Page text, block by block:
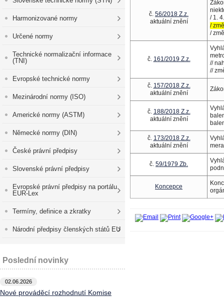
Harmonizované normy
Určené normy
Technické normalizační informace
(TNI)
Evropské technické normy
Mezinárodní normy (ISO)
Americké normy (ASTM)
Německé normy (DIN)
České právní předpisy
Slovenské právní předpisy
Evropské právní předpisy na portálu
EUR-Lex
Termíny, definice a zkratky
Národní předpisy členských států EU
Poslední novinky
02.06.2026
Nové prováděcí rozhodnutí Komise
č. 56/2018 Z.z.
aktuální znění
/ 1.
/
/
č. 161/2019 Z.z.
//
//
č. 157/2018 Z.z.
aktuální znění
č. 188/2018 Z.z.
aktuální znění
č. 173/2018 Z.z.
aktuální znění
č. 59/1979 Zb.
Koncepce